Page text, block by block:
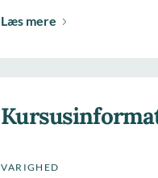
Læs mere
VARIGHED